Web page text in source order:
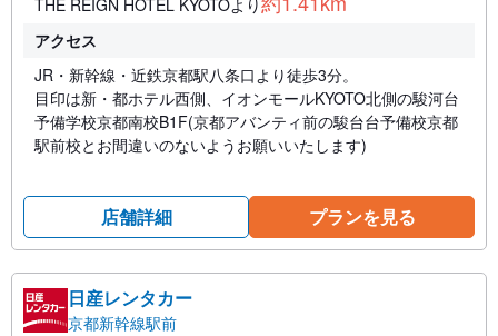
THE REIGN HOTEL KYOTOより
アクセス
JR・新幹線・近鉄京都駅八条口より徒歩3分。
目印は新・都ホテル西側、イオンモールKYOTO北側の駿河台
予備学校京都南校B1F(京都アバンティ前の駿台台予備校京都
駅前校とお間違いのないようお願いいたします)
店舗詳細 プランを見る
日産レンタカー
京都新幹線駅前